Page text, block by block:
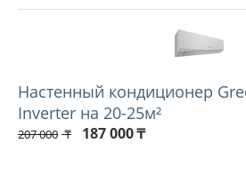
Настенный кондиционер
Inverter на 20-25м²
207 000 ₸ 187 000₸